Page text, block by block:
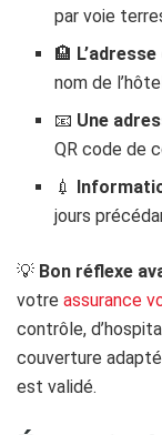
par voie
🏨
nom de
📧 Une
QR code de
💉
jours
💡 Bon réflexe
votre assurance
contrôle,
couverture
est validé.